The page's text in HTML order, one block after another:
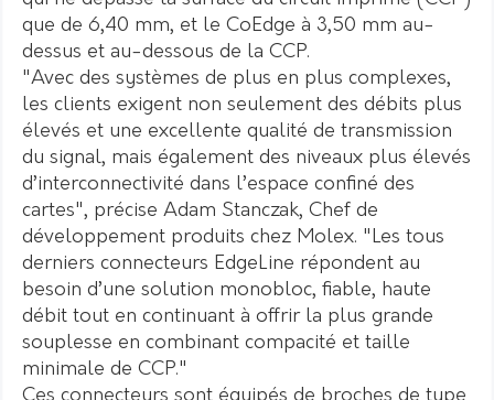
que de 6,40 mm, et le CoEdge à 3,50 mm au-
dessus et au-dessous de la CCP.
"Avec des systèmes de plus en plus complexes,
les clients exigent non seulement des débits plus
élevés et une excellente qualité de transmission
du signal, mais également des niveaux plus élevés
d’interconnectivité dans l’espace confiné des
cartes", précise Adam Stanczak, Chef de
développement produits chez Molex. "Les tous
derniers connecteurs EdgeLine répondent au
besoin d’une solution monobloc, fiable, haute
débit tout en continuant à offrir la plus grande
souplesse en combinant compacité et taille
minimale de CCP."
Ces connecteurs sont équipés de broches de type